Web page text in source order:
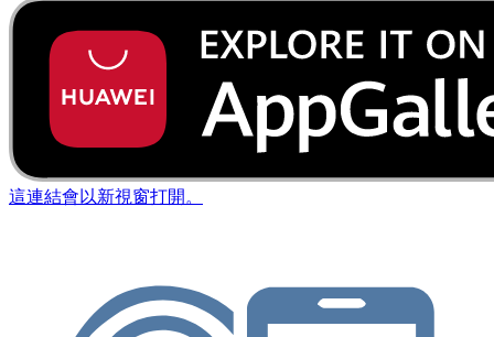
這連結會以新視窗打開。